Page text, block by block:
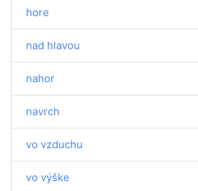
hore
nad hlavou
nahor
navrch
vo vzduchu
vo výške